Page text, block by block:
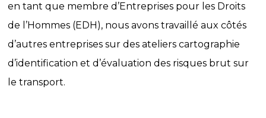
en tant que membre d’Entreprises pour les Droits
de l’Hommes (EDH), nous avons travaillé aux côtés
d’autres entreprises sur des ateliers cartographie
d’identification et d’évaluation des risques brut sur
le transport.